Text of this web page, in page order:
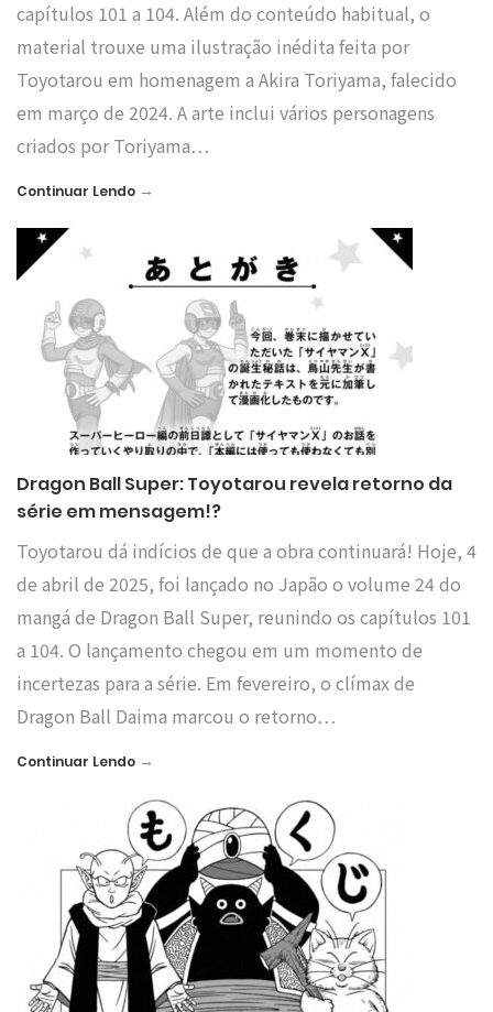
capítulos 101 a 104. Além do conteúdo habitual, o
material trouxe uma ilustração inédita feita por
Toyotarou em homenagem a Akira Toriyama, falecido
em março de 2024. A arte inclui vários personagens
criados por Toriyama…
Continuar Lendo →
Dragon Ball Super: Toyotarou revela retorno da
série em mensagem!?
Toyotarou dá indícios de que a obra continuará! Hoje, 4
de abril de 2025, foi lançado no Japão o volume 24 do
mangá de Dragon Ball Super, reunindo os capítulos 101
a 104. O lançamento chegou em um momento de
incertezas para a série. Em fevereiro, o clímax de
Dragon Ball Daima marcou o retorno…
Continuar Lendo →